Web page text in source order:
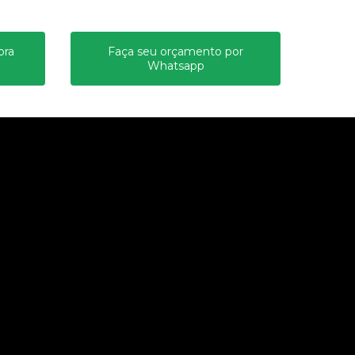
Faça seu orçamento por
Whatsapp